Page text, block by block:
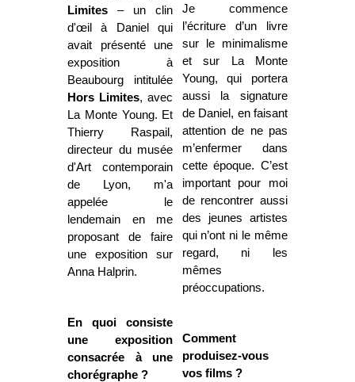
Limites – un clin
d'œil à Daniel qui
avait présenté une
exposition à
Beaubourg intitulée
Hors Limites, avec
La Monte Young. Et
Thierry Raspail,
directeur du musée
d'Art contemporain
de Lyon, m'a
appelée le
lendemain en me
proposant de faire
une exposition sur
Anna Halprin.
En quoi consiste
une exposition
consacrée à une
chorégraphe ?
Je commence
l’écriture d’un livre
sur le minimalisme
et sur La Monte
Young, qui portera
aussi la signature
de Daniel, en faisant
attention de ne pas
m’enfermer dans
cette époque. C’est
important pour moi
de rencontrer aussi
des jeunes artistes
qui n’ont ni le même
regard, ni les
mêmes
préoccupations.
Comment
produisez-vous
vos films ?